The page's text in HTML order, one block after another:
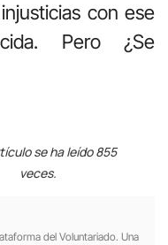
con ese
Pero ¿Se
se ha leído 855
veces.
del Voluntariado. Una